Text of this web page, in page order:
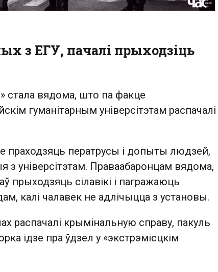
з ЕГУ, пачалі прыходзіць
стала вядома, што па факце
гуманітарным універсітэтам распачалі
праходзяць ператрусы і допыты людзей,
з універсітэтам. Праваабаронцам вядома,
прыходзяць сілавікі і пагражаюць
калі чалавек не адлічыцца з установы.
распачалі крымінальную справу, пакуль
ідзе пра ўдзел у «экстрэмісцкім